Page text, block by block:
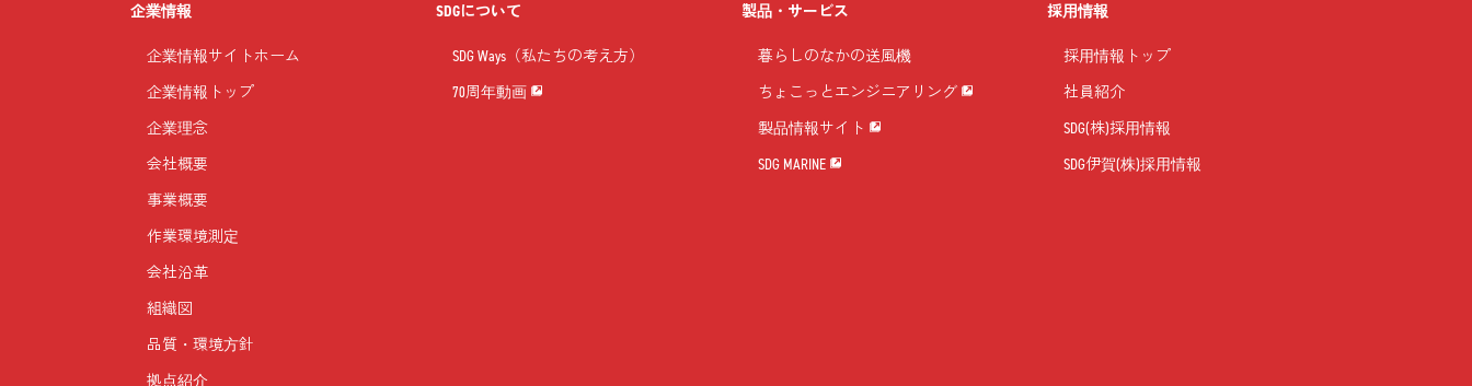
企業情報
企業情報サイトホーム
企業情報トップ
企業理念
会社概要
事業概要
作業環境測定
会社沿革
組織図
品質・環境方針
拠点紹介
SDGについて
SDG Ways（私たちの考え方）
70周年動画
製品・サービス
暮らしのなかの送風機
ちょこっとエンジニアリング
製品情報サイト
SDG MARINE
採用情報
採用情報トップ
社員紹介
SDG(株)採用情報
SDG伊賀(株)採用情報